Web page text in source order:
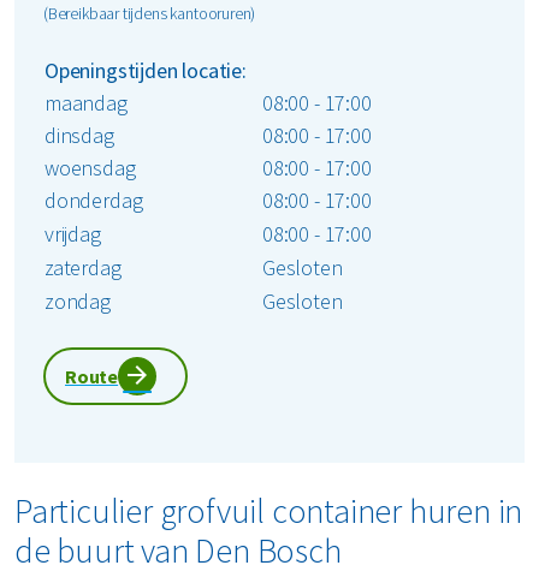
(Bereikbaar tijdens kantooruren)
Openingstijden locatie:
maandag
08:00 - 17:00
dinsdag
08:00 - 17:00
woensdag
08:00 - 17:00
donderdag
08:00 - 17:00
vrijdag
08:00 - 17:00
zaterdag
Gesloten
zondag
Gesloten
Route
Particulier grofvuil container huren in
de buurt van Den Bosch